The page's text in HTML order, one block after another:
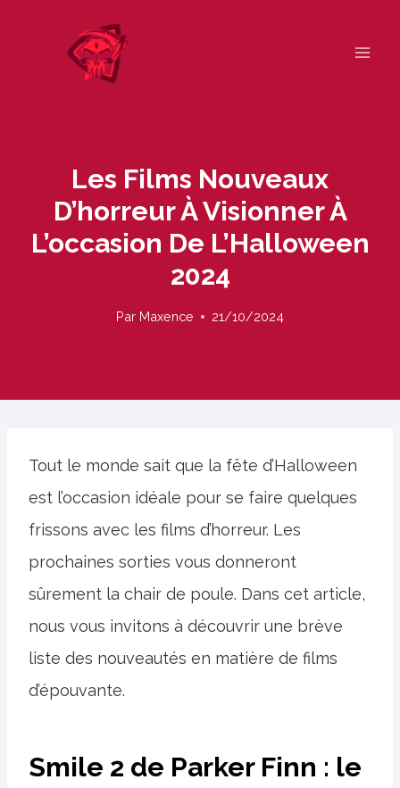
Les Films Nouveaux
D’horreur À Visionner À
L’occasion De L’Halloween
2024
Par Maxence 21/10/2024
Tout le monde sait que la fête d’Halloween
est l’occasion idéale pour se faire quelques
frissons avec les films d’horreur. Les
prochaines sorties vous donneront
sûrement la chair de poule. Dans cet article,
nous vous invitons à découvrir une brève
liste des nouveautés en matière de films
d’épouvante.
Smile 2 de Parker Finn : le